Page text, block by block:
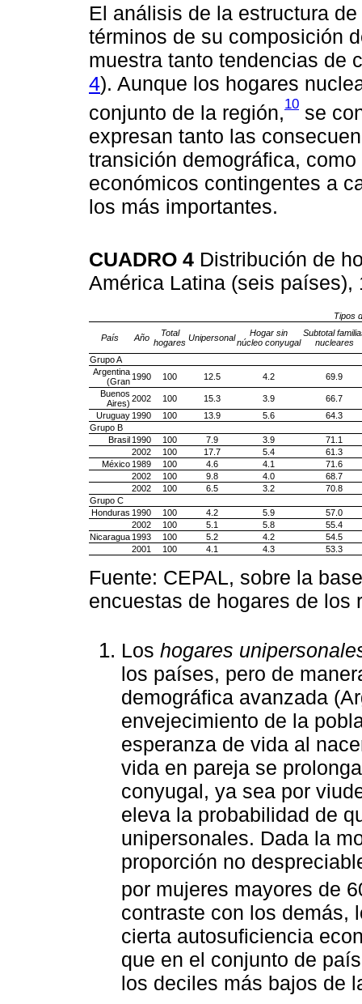
El análisis de la estructura
términos de su composición
muestra tanto tendencias de
4). Aunque los hogares
conjunto de la región,10 se
expresan tanto las
transición demográfica,
económicos contingentes a
los más importantes.
CUADRO 4 Distribución de
América Latina (seis
Tipos
País Año
Total
hogares Unipersonal
Hogar sin
núcleo conyugal
Subtotal
nucleares
Grupo A
Argentina
(Gran 1990 100 12.5 4.2
69.9
Buenos
Aires) 2002 100 15.3 3.9
66.7
Uruguay 1990 100 13.9 5.6
64.3
Grupo B
Brasil 1990 100 7.9 3.9
71.1
2002
100 17.7 5.4
61.3
México 1989 100 4.6 4.1
71.6
2002
100 9.8 4.0
68.7
2002
100 6.5 3.2
70.8
Grupo C
Honduras 1990 100 4.2 5.9
57.0
2002
100 5.1 5.8
55.4
Nicaragua 1993 100 5.2 4.2
54.5
2001
100 4.1 4.3 53.3
Fuente: CEPAL, sobre la
encuestas de hogares de los
Los hogares
los países, pero de
demográfica avanzada
envejecimiento de la
esperanza de vida al
vida en pareja se
conyugal, ya sea por
eleva la probabilidad de
unipersonales. Dada la
proporción no
por mujeres mayores de
contraste con los demás,
cierta autosuficiencia
que en el conjunto de
los deciles más bajos de